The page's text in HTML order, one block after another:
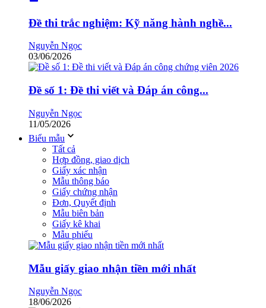
Đề thi trắc nghiệm: Kỹ năng hành nghề...
Nguyễn Ngọc
03/06/2026
Đề số 1: Đề thi viết và Đáp án công...
Nguyễn Ngọc
11/05/2026
Biểu mẫu
Tất cả
Hợp đồng, giao dịch
Giấy xác nhận
Mẫu thông báo
Giấy chứng nhận
Đơn, Quyết định
Mẫu biên bản
Giấy kê khai
Mẫu phiếu
Mẫu giấy giao nhận tiền mới nhất
Nguyễn Ngọc
18/06/2026